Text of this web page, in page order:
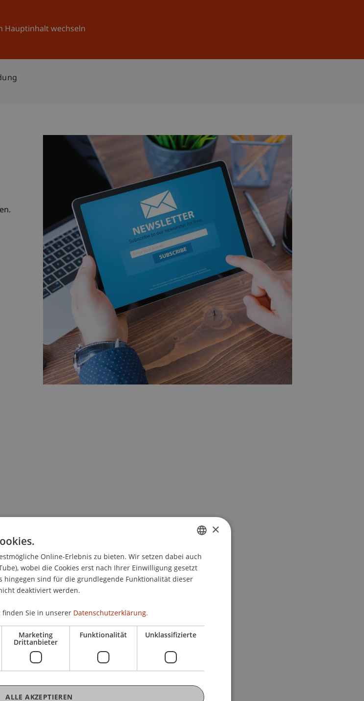
Hauptinhalt wechseln
Aktuelles
GERMAN
ENGLISH
×
Online-Erlebnis zu bieten. Wir setzen dabei auch
wobei die Cookies erst nach Ihrer Einwilligung gesetzt
hingegen sind für die grundlegende Funktionalität dieser
deaktiviert werden.
Sie in unserer Datenschutzerklärung.
Marketing
Drittanbieter
Funktionalität Unklassifizierte
ALLE AKZEPTIEREN